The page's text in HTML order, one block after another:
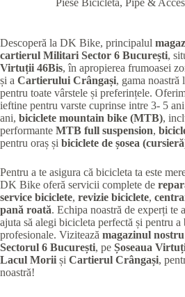
Piese Bicicleta, Pipe &
Descoperă la DK Bike, principalul
cartierul Militari Sector 6 București,
Virtuții 46Bis, în apropierea frumoasei
și a Cartierului Crângași, gama noastră
pentru toate vârstele și preferințele.
ieftine pentru varste cuprinse intre 3- 5
ani, biciclete mountain bike (MTB),
performante MTB full suspension,
pentru oraș și biciclete de șosea
Pentru a te asigura că bicicleta ta este
DK Bike oferă servicii complete de
service biciclete, revizie biciclete,
pană roată. Echipa noastră de experți te
ajuta să alegi bicicleta perfectă și pentru
profesionale. Vizitează magazinul
Sectorul 6 București, pe Șoseaua
Lacul Morii și Cartierul Crângași,
noastră!